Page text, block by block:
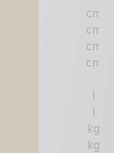
cm
cm
cm
cm
l
l
kg
kg